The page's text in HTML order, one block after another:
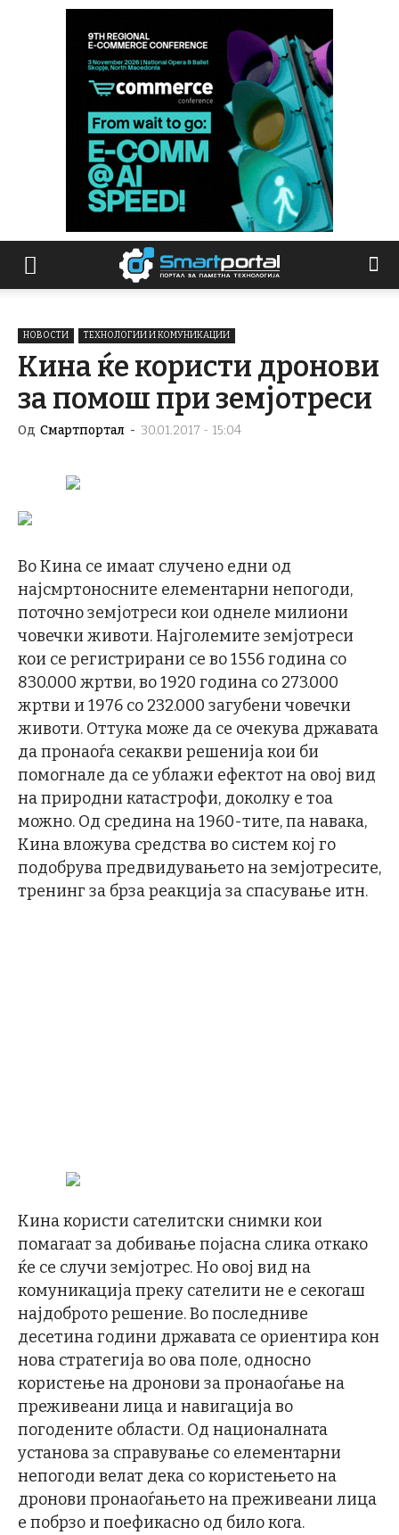
НОВОСТИ ТЕХНОЛОГИИ И КОМУНИКАЦИИ
Кина ќе користи дронови
за помош при земјотреси
Од Смартпортал - 30.01.2017 - 15:04
Во Кина се имаат случено едни од
најсмртоносните елементарни непогоди,
поточно земјотреси кои однеле милиони
човечки животи. Најголемите земјотреси
кои се регистрирани се во 1556 година со
830.000 жртви, во 1920 година со 273.000
жртви и 1976 со 232.000 загубени човечки
животи. Оттука може да се очекува државата
да пронаоѓа секакви решенија кои би
помогнале да се ублажи ефектот на овој вид
на природни катастрофи, доколку е тоа
можно. Од средина на 1960-тите, па навака,
Кина вложува средства во систем кој го
подобрува предвидувањето на земјотресите,
тренинг за брза реакција за спасување итн.
Кина користи сателитски снимки кои
помагаат за добивање појасна слика откако
ќе се случи земјотрес. Но овој вид на
комуникација преку сателити не е секогаш
најдоброто решение. Во последниве
десетина години државата се ориентира кон
нова стратегија во ова поле, односно
користење на дронови за пронаоѓање на
преживеани лица и навигација во
погодените области. Од националната
установа за справување со елементарни
непогоди велат дека со користењето на
дронови пронаоѓањето на преживеани лица
е побрзо и поефикасно од било кога.